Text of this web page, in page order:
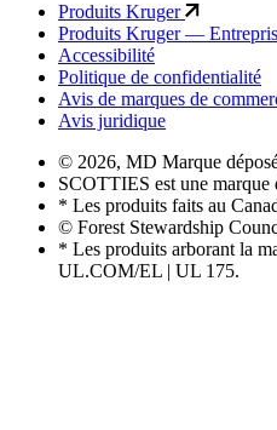
Produits Kruger
Produits Kruger —
Accessibilité
Politique de confidentialité
Avis de marques de
Avis juridique
© 2026, MD Marque
SCOTTIES est une
* Les produits faits au
© Forest Stewardship
* Les produits arborant la
UL.COM/EL | UL 175.